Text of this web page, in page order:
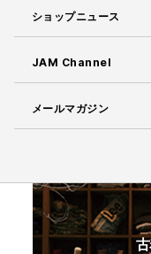
ショップニュース
JAM Channel
メールマガジン